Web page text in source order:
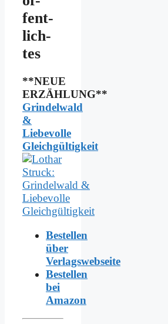
fent­
lich­
tes
**NEUE
ERZÄHLUNG**
Grindelwald
&
Liebevolle
Gleichgültigkeit
Bestellen
über
Verlagswebseite
Bestellen
bei
Amazon